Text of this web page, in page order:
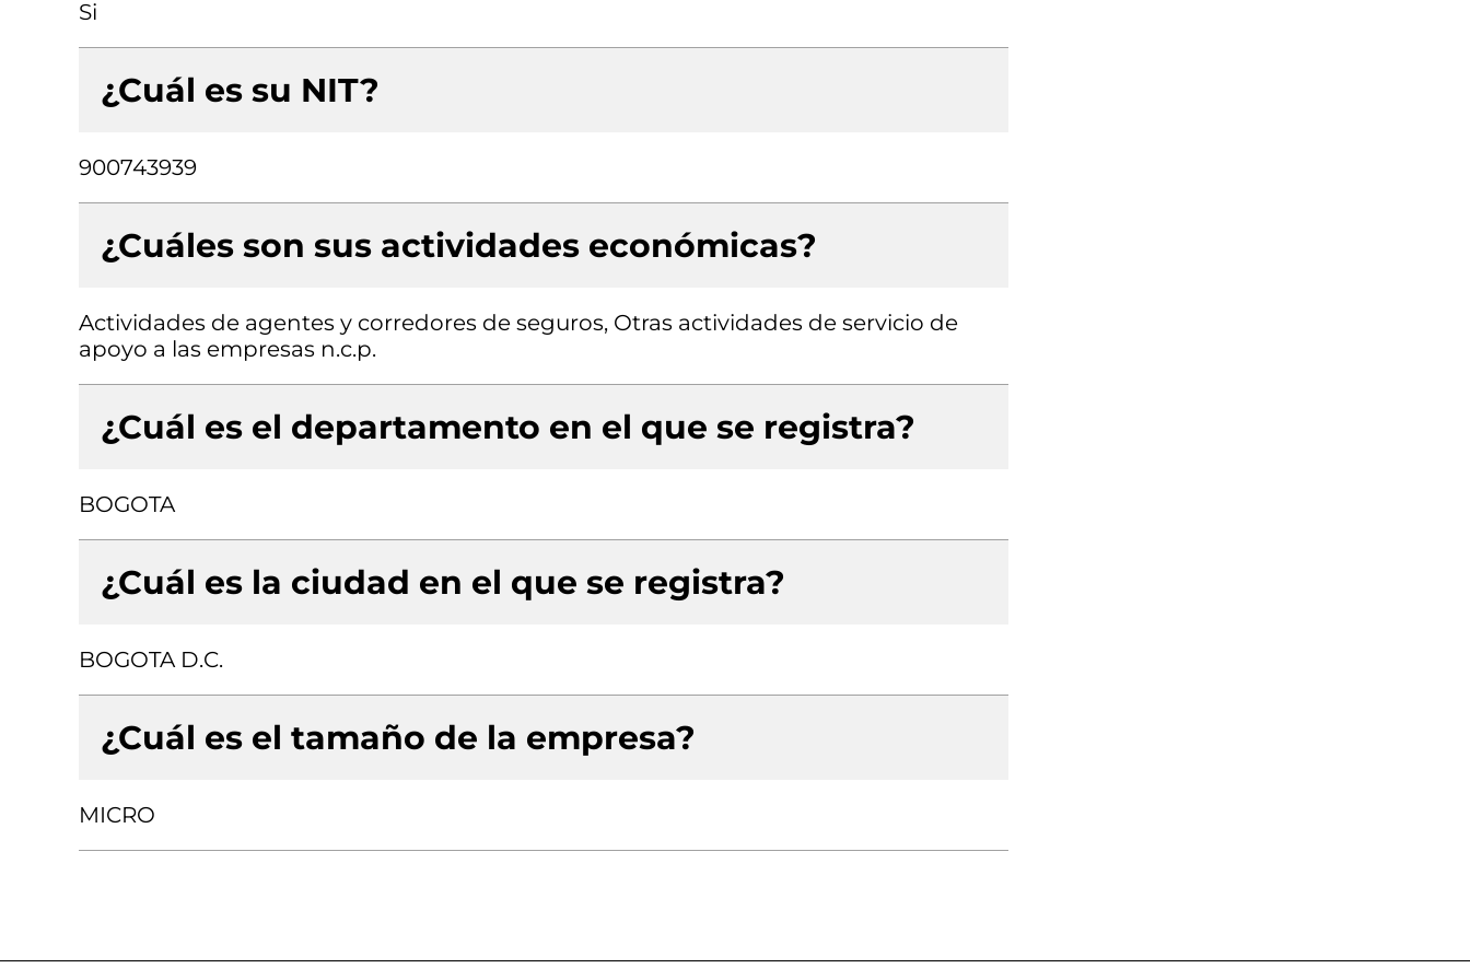
Si
¿Cuál es su NIT?
900743939
¿Cuáles son sus actividades económicas?
Actividades de agentes y corredores de seguros, Otras actividades de servicio de
apoyo a las empresas n.c.p.
¿Cuál es el departamento en el que se registra?
BOGOTA
¿Cuál es la ciudad en el que se registra?
BOGOTA D.C.
¿Cuál es el tamaño de la empresa?
MICRO